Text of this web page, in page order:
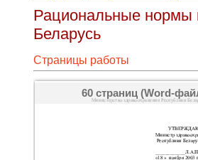
Рациональные нормы
Беларусь
Страницы работы
60 страниц (Word-